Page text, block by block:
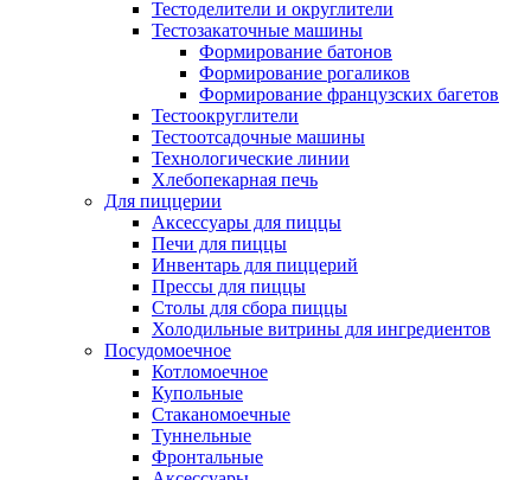
Тестоделители и округлители
Тестозакаточные машины
Формирование батонов
Формирование рогаликов
Формирование французских багетов
Тестоокруглители
Тестоотсадочные машины
Технологические линии
Хлебопекарная печь
Для пиццерии
Аксессуары для пиццы
Печи для пиццы
Инвентарь для пиццерий
Прессы для пиццы
Столы для сбора пиццы
Холодильные витрины для ингредиентов
Посудомоечное
Котломоечное
Купольные
Стаканомоечные
Туннельные
Фронтальные